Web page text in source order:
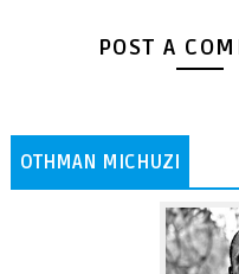
POST A
OTHMAN MICHUZI